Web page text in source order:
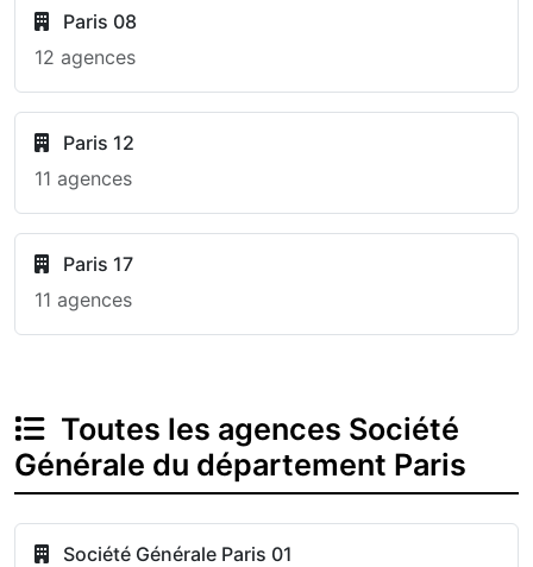
Paris 08
12 agences
Paris 12
11 agences
Paris 17
11 agences
Toutes les agences Société
Générale du département Paris
Société Générale Paris 01